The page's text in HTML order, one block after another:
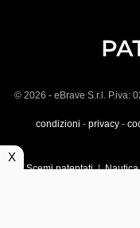
© 2026 - eBrave S.r.l. P.iva:
condizioni - privacy-
Scemi patentati|Nautica
X